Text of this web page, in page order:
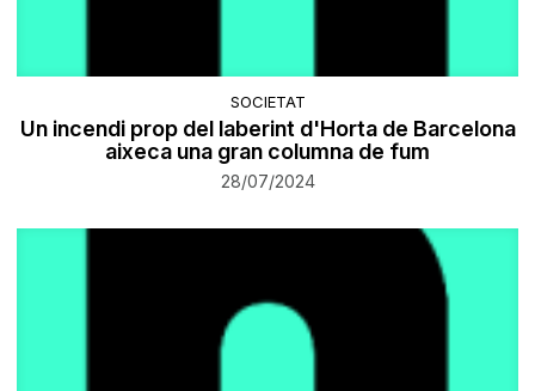
SOCIETAT
Un incendi prop del laberint d'Horta de Barcelona
aixeca una gran columna de fum
28/07/2024